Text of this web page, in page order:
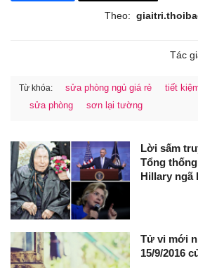
Theo:
Tác
Từ khóa: sửa phòng ngủ giá rẻ
tiết
sửa phòng
sơn lại tường
Lời sấm
Tổng
Hillary ngã
Tử vi mới
15/9/2016